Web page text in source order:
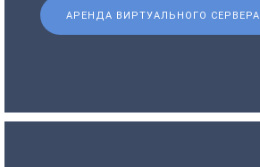
АРЕНДА ВИРТУАЛЬНОГО СЕРВЕРА